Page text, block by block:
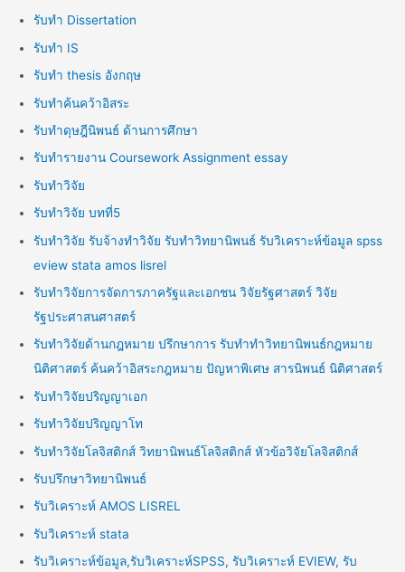
รับทำ Dissertation
รับทำ IS
รับทำ thesis อังกฤษ
รับทำค้นคว้าอิสระ
รับทำดุษฎีนิพนธ์ ด้านการศึกษา
รับทำรายงาน Coursework Assignment essay
รับทำวิจัย
รับทำวิจัย บทที่5
รับทำวิจัย รับจ้างทำวิจัย รับทำวิทยานิพนธ์ รับวิเคราะห์ข้อมูล spss
eview stata amos lisrel
รับทำวิจัยการจัดการภาครัฐและเอกชน วิจัยรัฐศาสตร์ วิจัย
รัฐประศาสนศาสตร์
รับทำวิจัยด้านกฎหมาย ปรึกษาการ รับทำทำวิทยานิพนธ์กฎหมาย
นิติศาสตร์ ค้นคว้าอิสระกฎหมาย ปัญหาพิเศษ สารนิพนธ์ นิติศาสตร์
รับทำวิจัยปริญญาเอก
รับทำวิจัยปริญญาโท
รับทำวิจัยโลจิสติกส์ วิทยานิพนธ์โลจิสติกส์ หัวข้อวิจัยโลจิสติกส์
รับปรึกษาวิทยานิพนธ์
รับวิเคราะห์ AMOS LISREL
รับวิเคราะห์ stata
รับวิเคราะห์ข้อมูล,รับวิเคราะห์SPSS, รับวิเคราะห์ EVIEW, รับ